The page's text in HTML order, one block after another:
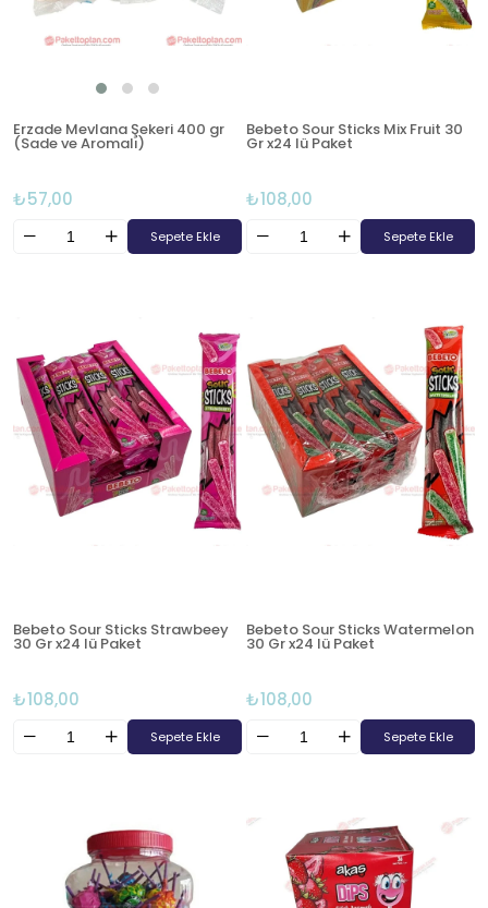
Erzade Mevlana Şekeri 400 gr
(Sade ve Aromalı)
₺57,00
Sepete Ekle
Bebeto Sour Sticks Mix Fruit 30
Gr x24 lü Paket
₺108,00
Sepete Ekle
Bebeto Sour Sticks Strawbeey
30 Gr x24 lü Paket
₺108,00
Sepete Ekle
Bebeto Sour Sticks Watermelon
30 Gr x24 lü Paket
₺108,00
Sepete Ekle